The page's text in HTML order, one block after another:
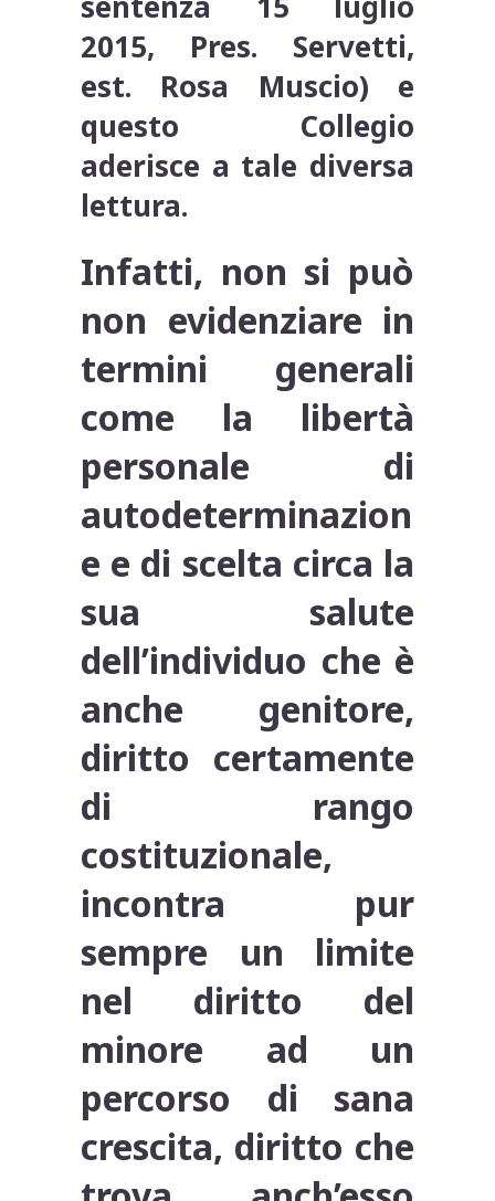
2015, Pres. Servetti,
est. Rosa Muscio) e
questo Collegio
aderisce a tale diversa
lettura.
Infatti, non si può
non evidenziare in
termini generali
come la libertà
personale di
autodeterminazion
e e di scelta circa la
sua salute
dell’individuo che è
anche genitore,
diritto certamente
di rango
costituzionale,
incontra pur
sempre un limite
nel diritto del
minore ad un
percorso di sana
crescita, diritto che